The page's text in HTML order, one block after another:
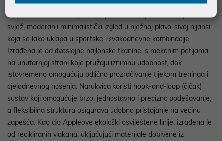
Apple Watch 46mm Sport Loop: Blue Mist (SEASONAL) donosi
svjež, moderan i minimalistički izgled u nježnoj plavo-sivoj nijansi
koja se lako uklapa u sportske i svakodnevne kombinacije.
Izrađena je od dvoslojne najlonske tkanine, s mekanim petljama
na unutarnjoj strani koje pružaju iznimnu udobnost, dok
istovremeno omogućuju odlično prozračivanje tijekom treninga i
cjelodnevnog nošenja. Narukvica koristi hook-and-loop (čičak)
sustav koji omogućuje brzo, jednostavno i precizno podešavanje,
a fleksibilna struktura osigurava udobno pristajanje na većinu
zapešća. Kao dio Appleove ekološki osviještene linije, izrađena je
od recikliranih vlakana, uključujući materijale dobivene iz